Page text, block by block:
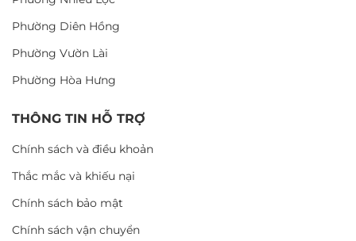
Phường Diên Hồng
Phường Vườn Lài
Phường Hòa Hưng
THÔNG TIN HỖ TRỢ
Chính sách và điều khoản
Thắc mắc và khiếu nại
Chính sách bảo mật
Chính sách vận chuyển